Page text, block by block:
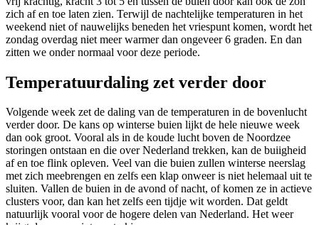
zich af en toe laten zien. Terwijl de nachtelijke temperaturen in het
weekend niet of nauwelijks beneden het vriespunt komen, wordt het
zondag overdag niet meer warmer dan ongeveer 6 graden. En dan
zitten we onder normaal voor deze periode.
Temperatuurdaling zet verder door
Volgende week zet de daling van de temperaturen in de bovenlucht
verder door. De kans op winterse buien lijkt de hele nieuwe week
dan ook groot. Vooral als in de koude lucht boven de Noordzee
storingen ontstaan en die over Nederland trekken, kan de buiigheid
af en toe flink opleven. Veel van die buien zullen winterse neerslag
met zich meebrengen en zelfs een klap onweer is niet helemaal uit te
sluiten. Vallen de buien in de avond of nacht, of komen ze in actieve
clusters voor, dan kan het zelfs een tijdje wit worden. Dat geldt
natuurlijk vooral voor de hogere delen van Nederland. Het weer